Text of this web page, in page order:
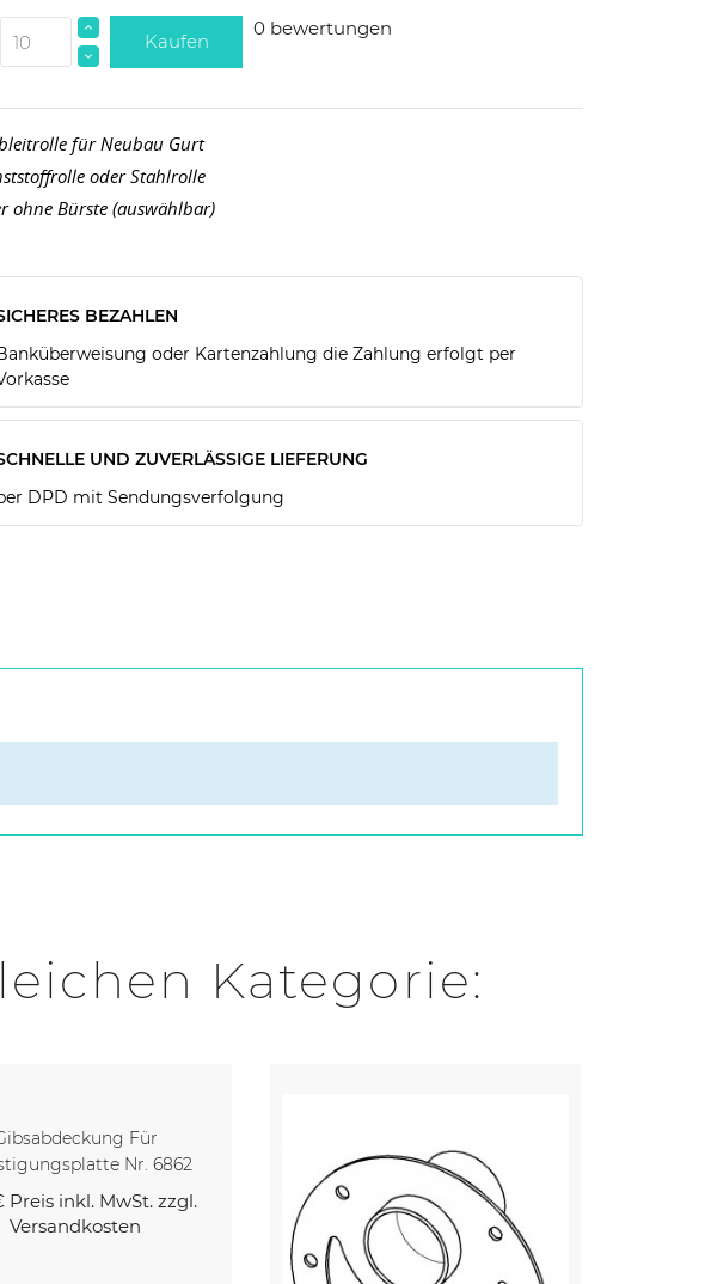
Kaufen
0 bewertungen
für Neubau Gurt
oder Stahlrolle
ohne Bürste (auswählbar)
BEZAHLEN
oder Kartenzahlung die Zahlung erfolgt per
UND ZUVERLÄSSIGE LIEFERUNG
DPD mit Sendungsverfolgung
Kategorie:
Für
Nr. 6862
Preis inkl. MwSt. zzgl.
Versandkosten